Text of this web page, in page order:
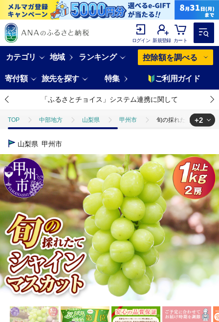
ログイン 新規登録 カート
カテゴリ 地域 ランキング 控除額を調べる
寄付額 旅先を探す 特集 ご利用ガイド
「ふるさとチョイス」システム連携に関して
TOP 中部地方 山梨県 甲州市 旬の採れたて大粒シャ
TOP
TOP フルーツ ぶどう・マスカット 旬の採れたて大粒シャ
+2
山梨県 甲州市